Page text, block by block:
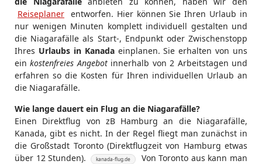
Reiseplaner entworfen. Hier können Sie Ihren Urlaub in
nur wenigen Minuten komplett individuell gestalten und
die Niagarafälle als Start-, Endpunkt oder Zwischenstopp
Ihres Urlaubs in Kanadaeinplanen. Sie erhalten von uns
einkostenfreies Angebotinnerhalb von 2 Arbeitstagen und
erfahren so die Kosten für Ihren individuellen Urlaub an
die Niagarafälle.
Wie lange dauert ein Flug an die Niagarafälle?
Einen Direktflug von zB Hamburg an die Niagarafälle,
Kanada, gibt es nicht. In der Regel fliegt man zunächst in
die Großstadt Toronto (Direktflugzeit von Hamburg etwas
über 12 Stunden).
kanada-flug.de
Von Toronto aus kann man